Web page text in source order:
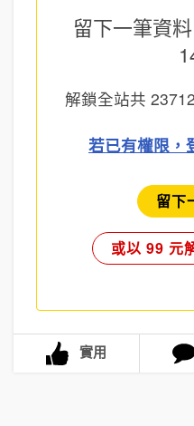
留下一筆資
解鎖全站共
若已有權限，
留下
或以 99 元
實用